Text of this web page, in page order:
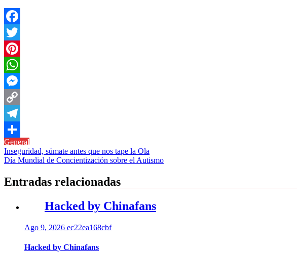
Facebook
Twitter
Pinterest
WhatsApp
Messenger
Copy
Link
Telegram
Compartir
General
Navegación
de
entradas
Inseguridad, súmate antes que nos tape la Ola
Día Mundial de Concientización sobre el Autismo
Entradas relacionadas
Hacked by Chinafans
Ago 9, 2026 ec22ea168cbf
Hacked by Chinafans